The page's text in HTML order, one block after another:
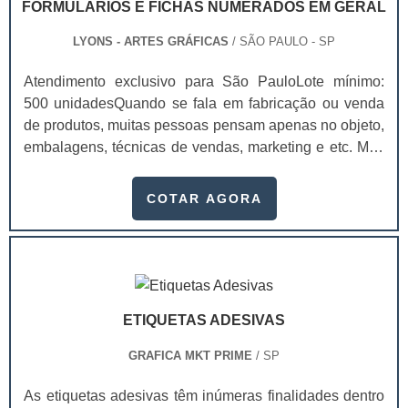
FORMULÁRIOS E FICHAS NUMERADOS EM GERAL
LYONS - ARTES GRÁFICAS / SÃO PAULO - SP
Atendimento exclusivo para São PauloLote mínimo:
500 unidadesQuando se fala em fabricação ou venda
de produtos, muitas pessoas pensam apenas no objeto,
embalagens, técnicas de vendas, marketing e etc. Mas
e logística adequada, esses esforços podem não valer
numerados em geral ganham um papel de destaque
diversos benefícios quando implementado em uma
similares.Diversas gráficas oferecem o
um certo controle, seja quando aplicado para numerar e
COTAR AGORA
ETIQUETAS ADESIVAS
GRAFICA MKT PRIME / SP
As etiquetas adesivas têm inúmeras finalidades dentro